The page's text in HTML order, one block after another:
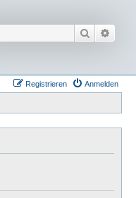
Suche
Anmelden
Registrieren